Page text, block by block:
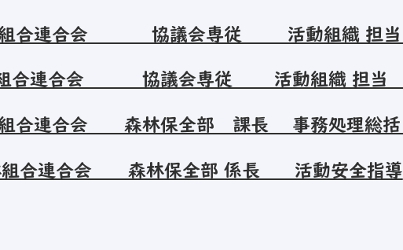
合連合会 協議会専従 活動組織 担当
合連合会 協議会専従 活動組織 担当
連合会 森林保全部 課長 事務処理総括
合連合会 森林保全部 係長 活動安全指導